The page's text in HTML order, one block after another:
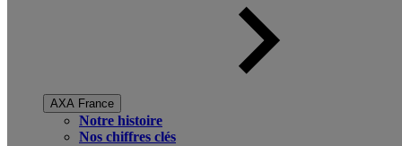
AXA France
Notre histoire
Nos chiffres clés